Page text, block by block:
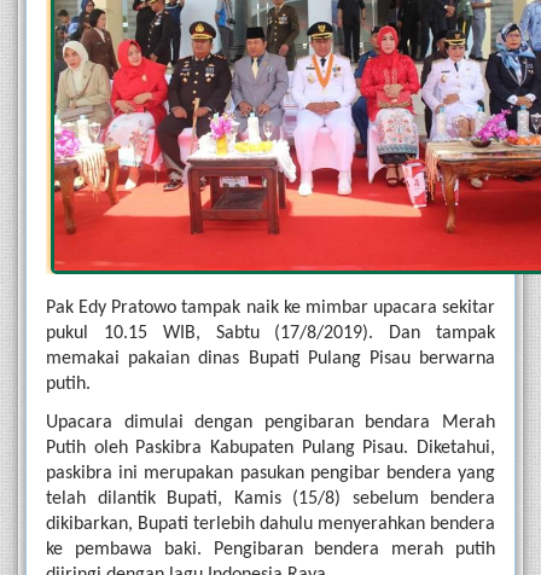
Pak Edy Pratowo tampak naik ke mimbar upacara sekitar
pukul 10.15 WIB, Sabtu (17/8/2019). Dan tampak
memakai pakaian dinas Bupati Pulang Pisau berwarna
putih.
Upacara dimulai dengan pengibaran bendara Merah
Putih oleh Paskibra Kabupaten Pulang Pisau. Diketahui,
paskibra ini merupakan pasukan pengibar bendera yang
telah dilantik Bupati, Kamis (15/8) sebelum bendera
dikibarkan, Bupati terlebih dahulu menyerahkan bendera
ke pembawa baki. Pengibaran bendera merah putih